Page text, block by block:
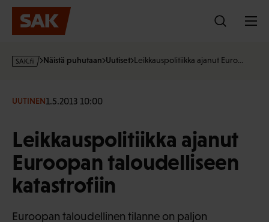
Hyppää
sisältöön
s
·
Näistä puhutaan Uutiset Leikkauspolitiikka ajanut Euro…
UUTINEN1.5.2013 10:00
Leikkauspolitiikka ajanut
Euroopan taloudelliseen
katastrofiin
Euroopan taloudellinen tilanne on paljon